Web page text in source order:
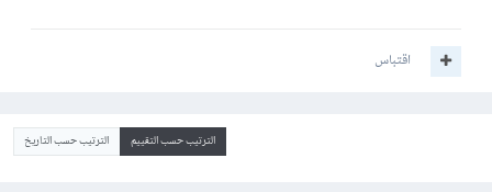
اقتباس
الترتيب حسب التقييم الترتيب حسب التاريخ